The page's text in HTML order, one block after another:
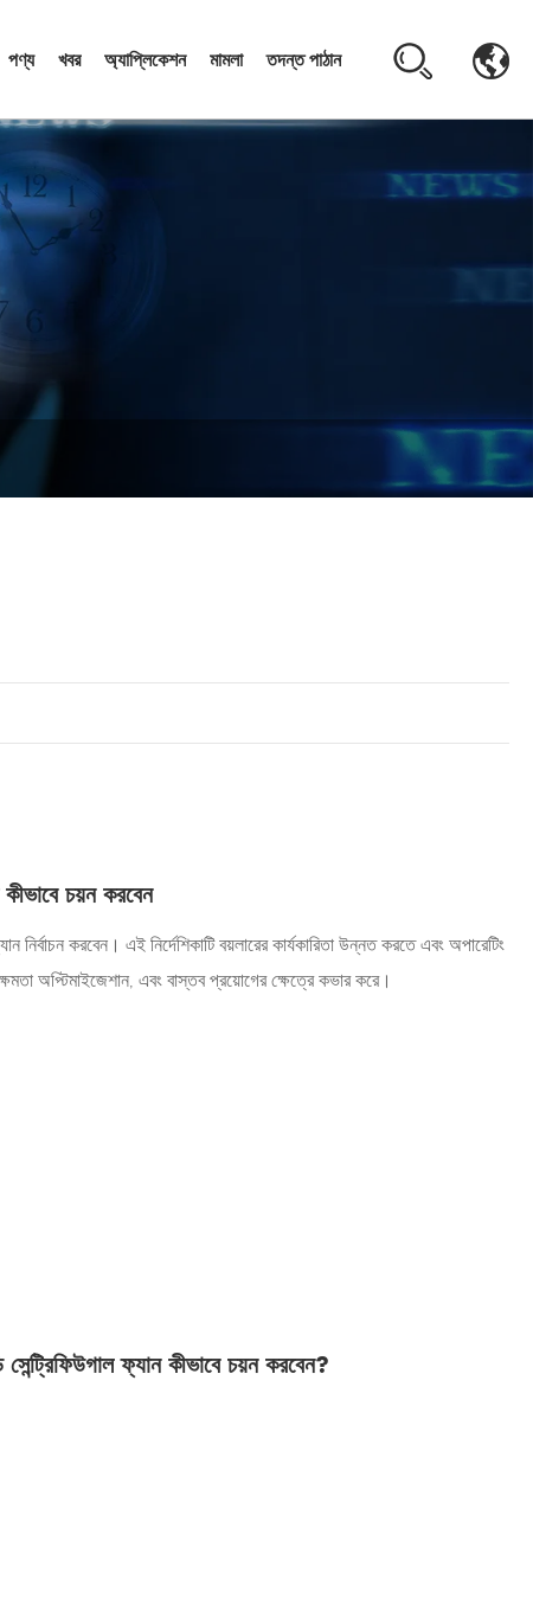
পণ্য খবর অ্যাপ্লিকেশন মামলা তদন্ত পাঠান
চয়ন করবেন
করবেন। এই নির্দেশিকাটি বয়লারের কার্যকারিতা উন্নত করতে এবং অপারেটিং
অপ্টিমাইজেশান, এবং বাস্তব প্রয়োগের ক্ষেত্রে কভার করে।
ফ্যান কীভাবে চয়ন করবেন?